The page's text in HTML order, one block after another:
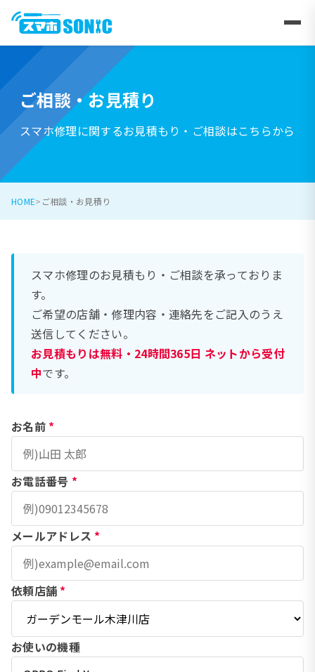
ご相談・お見積り
スマホ修理に関するお見積もり・ご相談はこちらから
HOME ご相談・お見積り
スマホ修理のお見積もり・ご相談を承っておりま
す。
ご希望の店舗・修理内容・連絡先をご記入のうえ
送信してください。
お見積もりは無料・24時間365日 ネットから受付
中です。
お名前 *
お電話番号 *
メールアドレス *
依頼店舗 *
お使いの機種